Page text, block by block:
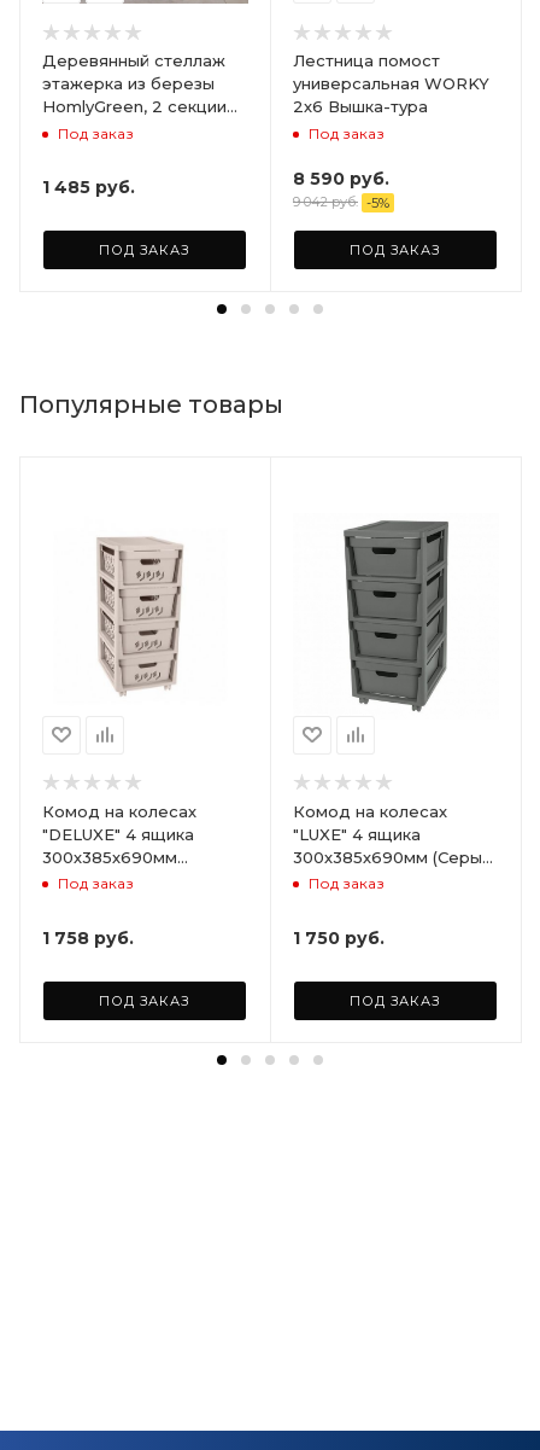
Деревянный стеллаж
этажерка из березы
HomlyGreen, 2 секции
на 5 полок. Размер
Под заказ
1 485 руб.
ПОД ЗАКАЗ
Лестница помост
универсальная WORKY
2х6 Вышка-тура
Под заказ
8 590 руб.
9 042руб. -5%
ПОД ЗАКАЗ
Популярные товары
Комод на колесах
"DELUXE" 4 ящика
300х385х690мм
(Светло-бежевый)
Под заказ
1 758 руб.
ПОД ЗАКАЗ
Комод на колесах
"LUXE" 4 ящика
300х385х690мм (Серый)
ARD258086
Под заказ
1 750 руб.
ПОД ЗАКАЗ